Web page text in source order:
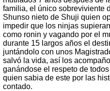
familia, el único sobreviviente
Shunso nieto de Shuji quien
impedir que los ninjas
como ronin y vagando por el
durante 15 largos años el
juntándolo con unos
salvó la vida, así los
ganándose el respeto de
quien sabia de este por las
contado.